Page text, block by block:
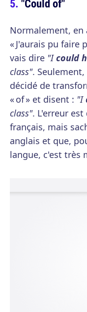
"Could of"
Normalement, en
« J'aurais pu faire
vais dire "Icould
class".
décidé de
« of » et disent : "I
class". L'erreur
français, mais
anglais et que,
langue, c'est très